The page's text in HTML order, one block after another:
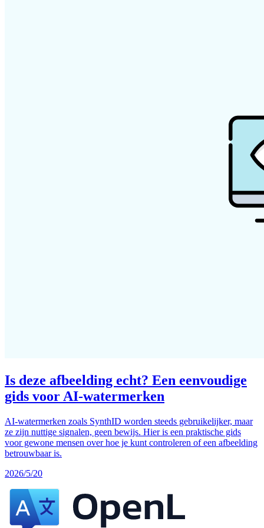
Is deze afbeelding echt? Een eenvoudige
gids voor AI-watermerken
AI-watermerken zoals SynthID worden steeds gebruikelijker, maar
ze zijn nuttige signalen, geen bewijs. Hier is een praktische gids
voor gewone mensen over hoe je kunt controleren of een afbeelding
betrouwbaar is.
2026/5/20